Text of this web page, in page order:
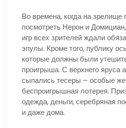
Во времена, когда на зрелище
посмотреть Нерон и
игр всех зрителей ждали
эпулы. Кроме того, публику
которые должны были
проигрыша. С верхнего яруса
сыпались тесеры – особые
беспроигрышная лотерея.
одежда, деньги, серебряная
и даже дома.